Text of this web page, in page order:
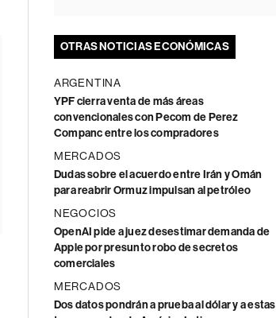
OTRAS NOTICIAS ECONÓMICAS
ARGENTINA
YPF cierra venta de más áreas
convencionales con Pecom de Perez
Companc entre los compradores
MERCADOS
Dudas sobre el acuerdo entre Irán y Omán
para reabrir Ormuz impulsan al petróleo
NEGOCIOS
OpenAI pide a juez desestimar demanda de
Apple por presunto robo de secretos
comerciales
MERCADOS
Dos datos pondrán a prueba al dólar y a estas